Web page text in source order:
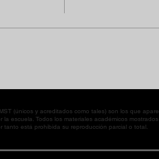
(únicos y acreditados como tales) son los que
escuela. Todos los materiales académicos
tanto está prohibida su reproducción parcial o total.